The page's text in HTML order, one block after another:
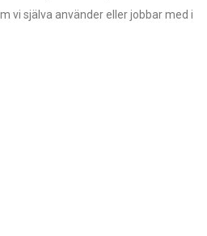
vi själva använder eller jobbar med i